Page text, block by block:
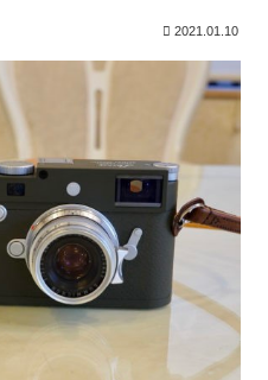
2021.01.10